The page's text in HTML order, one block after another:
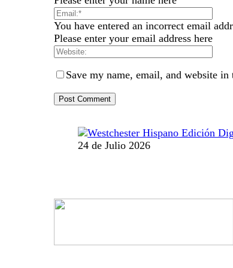
You have entered an incorrect email
Please enter your email address here
Save my name, email, and website
24 de Julio 2026